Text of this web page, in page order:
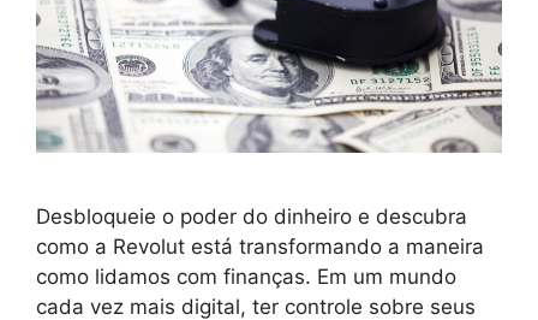
Desbloqueie o poder do dinheiro e descubra
como a Revolut está transformando a maneira
como lidamos com finanças. Em um mundo
cada vez mais digital, ter controle sobre seus